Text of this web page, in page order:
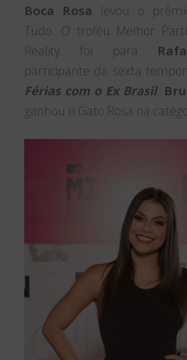
Boca Rosa levou o
Tudo. O troféu Melhor
Reality foi para
participante da sexta
Férias com o Ex Brasil.
ganhou o Gato Rosa na